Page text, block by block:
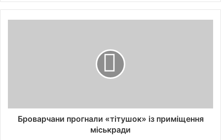
Броварчани прогнали «тітушок» із приміщення
міськради